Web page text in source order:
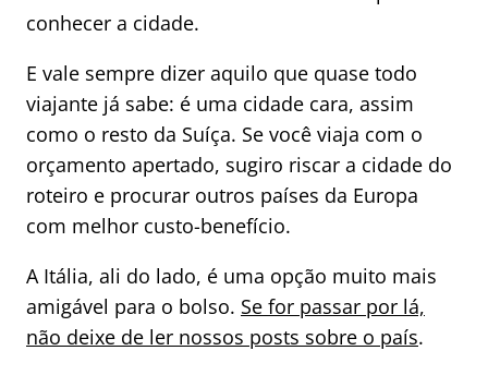
conhecer a cidade.
E vale sempre dizer aquilo que quase todo
viajante já sabe: é uma cidade cara, assim
como o resto da Suíça. Se você viaja com o
orçamento apertado, sugiro riscar a cidade do
roteiro e procurar outros países da Europa
com melhor custo-benefício.
A Itália, ali do lado, é uma opção muito mais
amigável para o bolso. Se for passar por lá,
não deixe de ler nossos posts sobre o país.